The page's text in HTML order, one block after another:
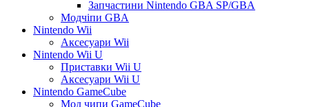
Запчастини Nintendo GBA SP/GBA
Модчіпи GBA
Nintendo Wii
Аксесуари Wii
Nintendo Wii U
Приставки Wii U
Аксесуари Wii U
Nintendo GameCube
Мод чипи GameCube